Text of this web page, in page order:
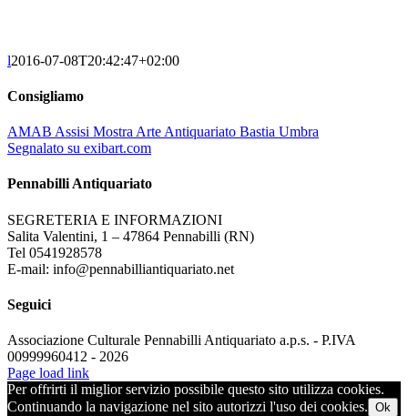
l2016-07-08T20:42:47+02:00
Consigliamo
AMAB Assisi Mostra Arte Antiquariato Bastia Umbra
Segnalato su exibart.com
Pennabilli Antiquariato
SEGRETERIA E INFORMAZIONI
Salita Valentini, 1 – 47864 Pennabilli (RN)
Tel 0541928578
E-mail: info@pennabilliantiquariato.net
Seguici
Associazione Culturale Pennabilli Antiquariato a.p.s. - P.IVA
00999960412 - 2026
Page load link
Per offrirti il miglior servizio possibile questo sito utilizza cookies.
Continuando la navigazione nel sito autorizzi l'uso dei cookies. Ok